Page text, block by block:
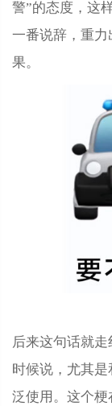
警”的态度，这
一番说辞，重
果。
后来这句话就
时候说，尤其
泛使用。这个梗